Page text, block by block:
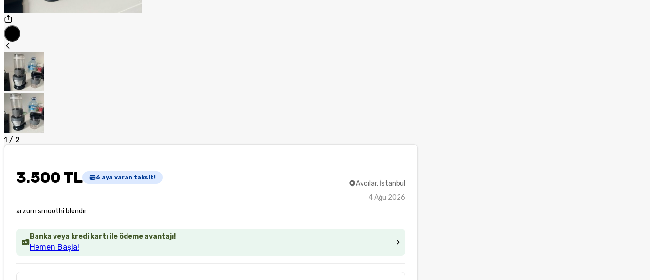
1 / 2
3.500 TL 6 aya varan taksit!
arzum smoothi blendır
Avcılar, İstanbul
4 Ağu 2026
Banka veya kredi kartı ile ödeme avantajı!
Hemen Başla!